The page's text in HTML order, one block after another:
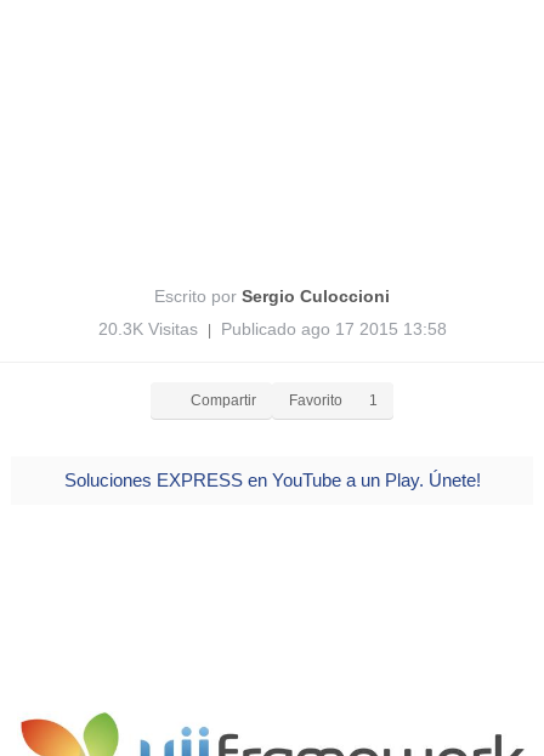
Escrito por Sergio Culoccioni
20.3K Visitas
Publicado ago 17 2015 13:58
Compartir Favorito 1
Soluciones EXPRESS en YouTube a un Play. Únete!